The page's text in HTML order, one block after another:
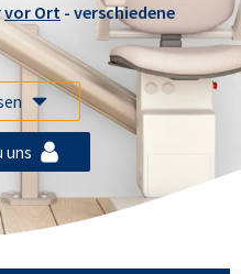
vor Ort - verschiedene
uns